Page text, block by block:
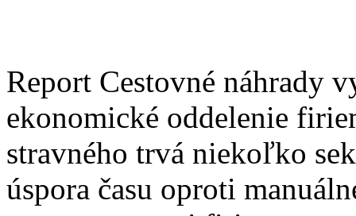
Report Cestovné náhrady
ekonomické oddelenie
stravného trvá niekoľko
úspora času oproti